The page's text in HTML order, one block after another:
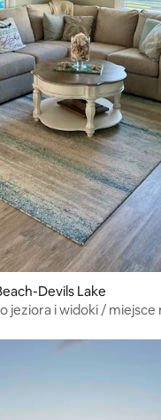
Devils Lake
jeziora i widoki / miejsce